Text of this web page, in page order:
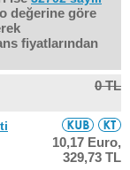
değerine göre
fiyatlarından
0 TL
10,17 Euro,
329,73 TL